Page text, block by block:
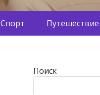
Спорт Путешествие
Поиск